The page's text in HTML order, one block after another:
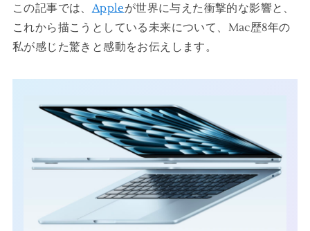
この記事では、 Appleが世界に与えた衝撃的な影響と、
これから描こうとしている未来について、Mac歴8年の
私が感じた驚きと感動をお伝えします。